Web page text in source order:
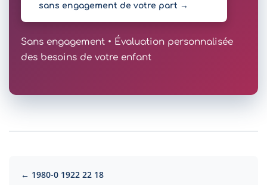
sans engagement de votre part →
Sans engagement • Évaluation personnalisée
des besoins de votre enfant
← 1980-0 1922 22 18